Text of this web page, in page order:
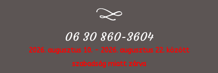
06 30 860-3604
2026. augusztus 10. - 2026. augusztus 22. között
szabadság miatt zárva